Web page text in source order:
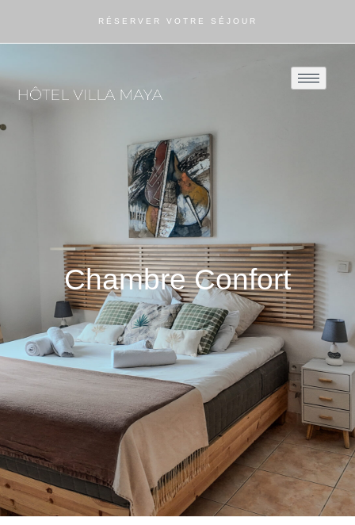
RÉSERVER VOTRE SÉJOUR
Chambre Confort